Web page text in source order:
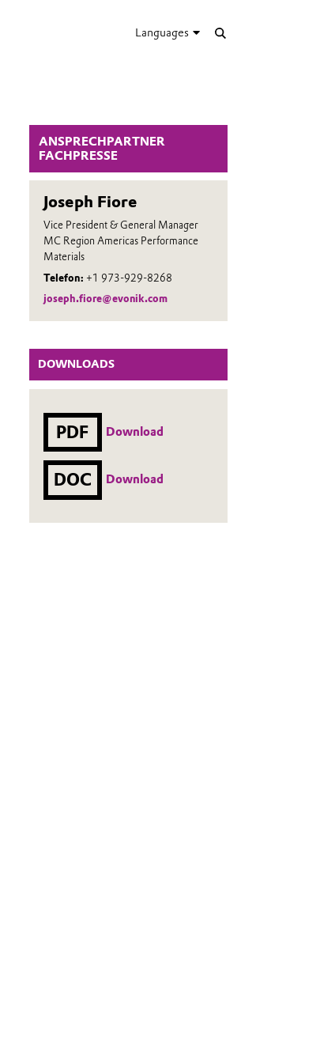
Languages
ANSPRECHPARTNER
FACHPRESSE
Joseph Fiore
Vice President & General Manager
MC Region Americas Performance
Materials
Telefon: +1 973-929-8268
joseph.fiore@evonik.com
DOWNLOADS
PDF Download
DOC Download